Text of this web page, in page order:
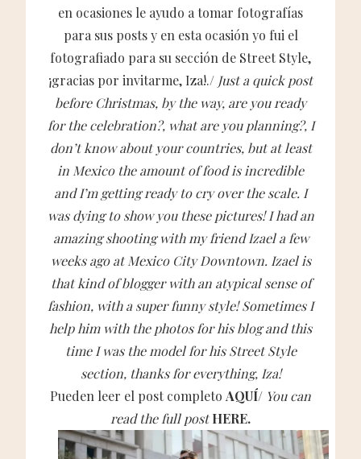
en ocasiones le ayudo a tomar fotografías
para sus posts y en esta ocasión yo fui el
fotografiado para su sección de Street Style,
¡gracias por invitarme, Iza!./ Just a quick post
before Christmas, by the way, are you ready
for the celebration?, what are you planning?, I
don’t know about your countries, but at least
in Mexico the amount of food is incredible
and I’m getting ready to cry over the scale. I
was dying to show you these pictures! I had an
amazing shooting with my friend Izael a few
weeks ago at Mexico City Downtown. Izael is
that kind of blogger with an atypical sense of
fashion, with a super funny style! Sometimes I
help him with the photos for his blog and this
time I was the model for his Street Style
section, thanks for everything, Iza!
Pueden leer el post completo AQUÍ/ You can
read the full postHERE.